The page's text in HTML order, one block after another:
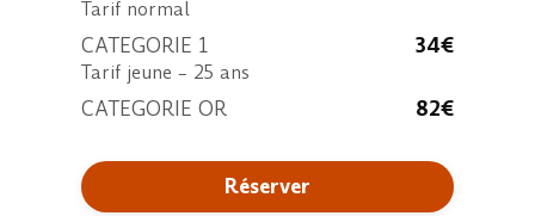
Tarif normal
CATEGORIE 1 34€
Tarif jeune – 25 ans
CATEGORIE OR 82€
Réserver